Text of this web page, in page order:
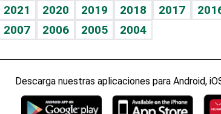
2021 2020 2019 2018 2017
2007 2006 2005 2004
Descarga nuestras aplicaciones para Android,